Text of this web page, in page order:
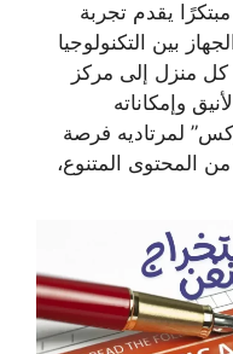
يقدم تجربة
بين التكنولوجيا
كل منزل إلى مركز
وإمكاناته
لمرتاديه فرصة
المحتوى المتنوع،